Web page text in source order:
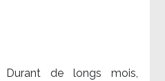
Durant de longs mois,